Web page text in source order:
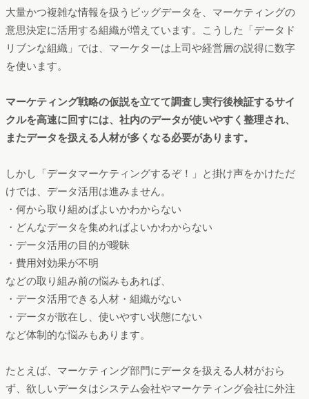
大量かつ複雑な情報を扱うビッグデータを、マーケティングの
意思決定に活用する組織が増えています。こうした「データド
リブンな組織」では、マーケターは上司や経営層の説得に数字
を使います。
マーケティング戦略の仮説を立てて調査し実行後検証するサイ
クルを高速に回すには、社内のデータが使いやすく整理され、
またデータを扱える人材が多くなる必要があります。
しかし「データマーケティングするぞ！」と掛け声をかけただ
けでは、データ活用は進みません。
・何から取り組めばよいかわからない
・どんなデータを集めればよいかわからない
・データ活用の目的が曖昧
・費用対効果が不明
などの取り組み前の悩みもあれば、
・データ活用できる人材・組織がない
・データが散在し、使いやすい状態にない
など体制的な悩みもあります。
たとえば、マーケティング部門にデータを扱える人材がおら
ず、欲しいデータはシステム会社やマーケティング会社に外注